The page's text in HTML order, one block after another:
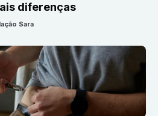
diferenças
Sara